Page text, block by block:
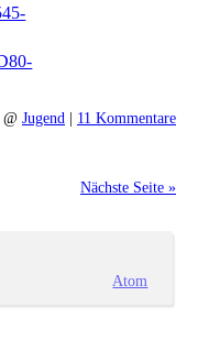
@ Jugend | 11 Kommentare
Nächste Seite »
Atom